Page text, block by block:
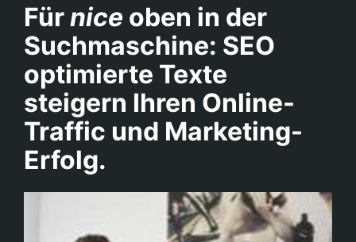
Fürnice oben in der
Suchmaschine: SEO
optimierte Texte
steigern Ihren Online-
Traffic und Marketing-
Erfolg.